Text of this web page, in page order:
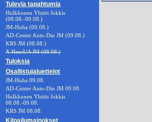
Tulevia tapahtumia
Hulkkonen Yhtiöt Jokkis
(08.08.-09.08.)
JM-Huha (09.08.)
AD-Center Auto-Din JM (09.08.)
KRS JM (08.08.)
X HausUA JM (08.08.)
Tuloksia
Osallistujaluettelot
JM-Huha 09.08.
AD-Center Auto-Din JM 09.08.
Hulkkonen Yhtiöt Jokkis
08.08.-09.08.
KRS JM 08.08.
Kilpailumainokset